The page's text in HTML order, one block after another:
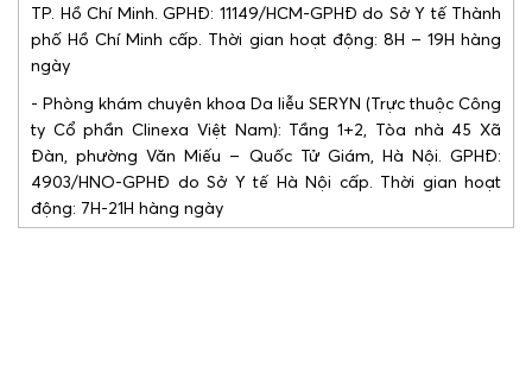
TP. Hồ Chí Minh. GPHĐ: 11149/HCM-GPHĐ do Sở Y tế Thành
phố Hồ Chí Minh cấp. Thời gian hoạt động: 8H – 19H hàng
ngày
󠁯- Phòng khám chuyên khoa Da liễu SERYN (Trực thuộc Công
ty Cổ phần Clinexa Việt Nam): Tầng 1+2, Tòa nhà 45 Xã
Đàn, phường Văn Miếu – Quốc Tử Giám, Hà Nội. GPHĐ:
4903/HNO-GPHĐ do Sở Y tế Hà Nội cấp. Thời gian hoạt
động: 7H-21H hàng ngày